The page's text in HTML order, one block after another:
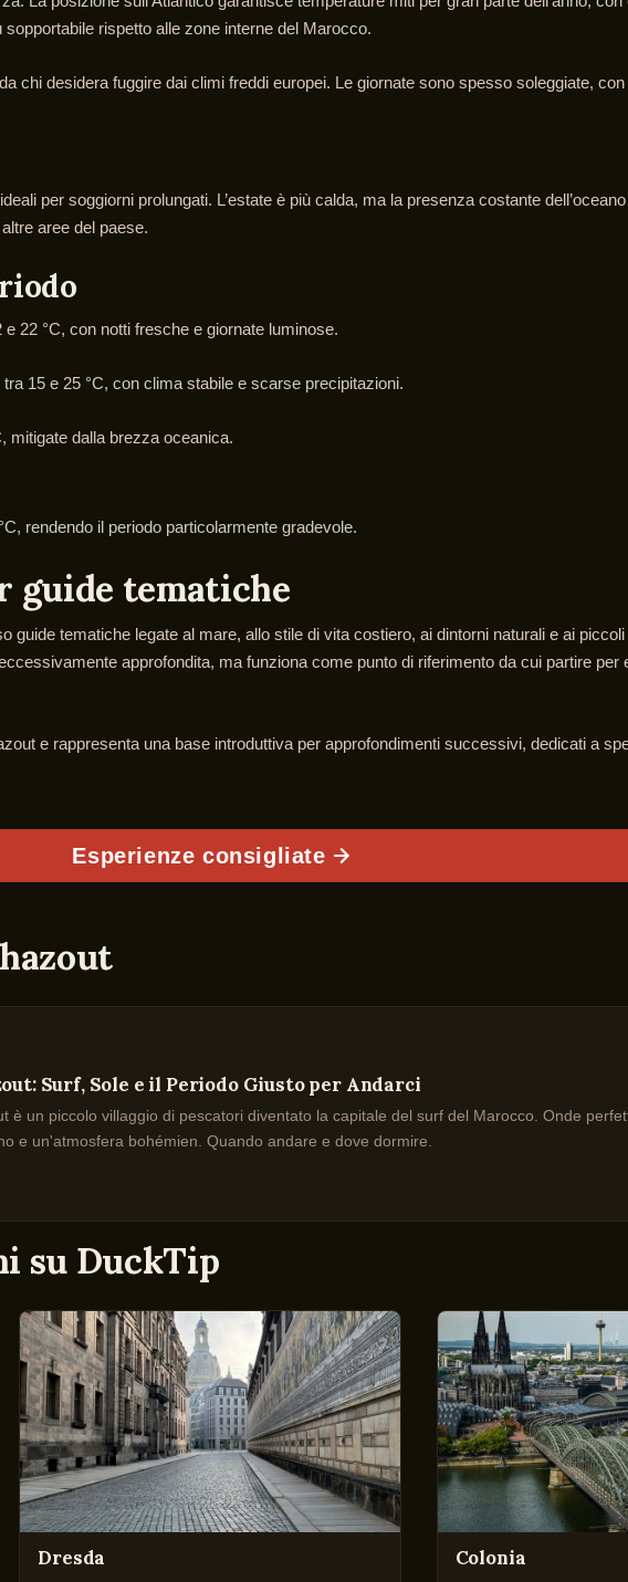
rispetto alle zone interne del Marocco.
chi desidera fuggire dai climi freddi europei. Le giornate sono spesso soleggiate,
per soggiorni prolungati. L’estate è più calda, ma la presenza costante
aree del paese.
22 °C, con notti fresche e giornate luminose.
15 e 25 °C, con clima stabile e scarse precipitazioni.
mitigate dalla brezza oceanica.
rendendo il periodo particolarmente gradevole.
guide tematiche
guide tematiche legate al mare, allo stile di vita costiero, ai dintorni naturali e ai
approfondita, ma funziona come punto di riferimento da cui partire per
e rappresenta una base introduttiva per approfondimenti successivi, dedicati a
Esperienze consigliate
Surf, Sole e il Periodo Giusto per Andarci
è un piccolo villaggio di pescatori diventato la capitale del surf del Marocco. Onde
e un'atmosfera bohémien. Quando andare e dove dormire.
su DuckTip
Dresda Colonia